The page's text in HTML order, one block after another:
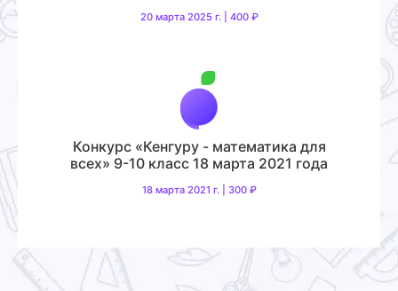
20 марта 2025 г. | 400 ₽
Конкурс «Кенгуру - математика для
всех» 9-10 класс 18 марта 2021 года
18 марта 2021 г. | 300 ₽